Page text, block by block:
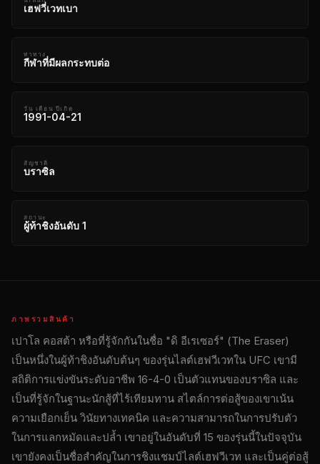
เฮฟวี่เวทเบา
ท่าทาง
กีฬาที่มีผลกระทบต่อ
วัน เดือน ปีเกิด
1991-04-21
สัญชาติ
บราซิล
สถานะ
ผู้ท้าชิงอันดับ 1
ภาพรวมสินค้า
เปาโล คอสต้า หรือที่รู้จักกันในชื่อ "ดิ อีเรเซอร์" (The Eraser)
เป็นหนึ่งในผู้ท้าชิงอันดับต้นๆ ของรุ่นไลต์เฮฟวีเวทใน UFC เขามี
สถิติการแข่งขันระดับอาชีพ 16-4-0 เป็นตัวแทนของบราซิล และ
เป็นที่รู้จักในฐานะนักสู้ที่ไร้เทียมทาน สไตล์การต่อสู้ของเขาเน้น
ความเยือกเย็น วินัยทางเทคนิค และความสามารถในการปรับตัว
ในการแลกหมัดและปล้ำ เขาอยู่ในอันดับที่ 15 ของรุ่นนี้ในปัจจุบัน
เขายังคงเป็นชื่อสำคัญในการชิงแชมป์ไลต์เฮฟวีเวท และเป็นคู่ต่อสู้